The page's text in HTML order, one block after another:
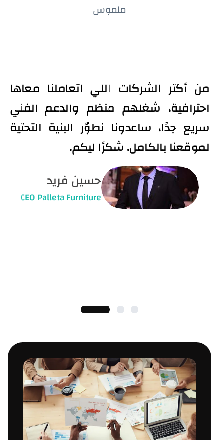
ملموس
من أكتر الشركات اللي اتعاملنا معاها
احترافية، شغلهم منظم والدعم الفني
سريع جدًا، ساعدونا نطوّر البنية التحتية
لموقعنا بالكامل. شكرًا ليكم.
حسين فريد
CEO Palleta Furniture